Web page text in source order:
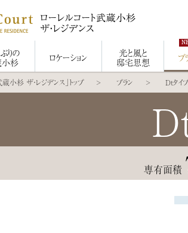
りの
杉
ロケーション
光と風と
邸宅思想
プ
小杉 ザ・レジデンス」トップ プラン Dtタイ
専有面積